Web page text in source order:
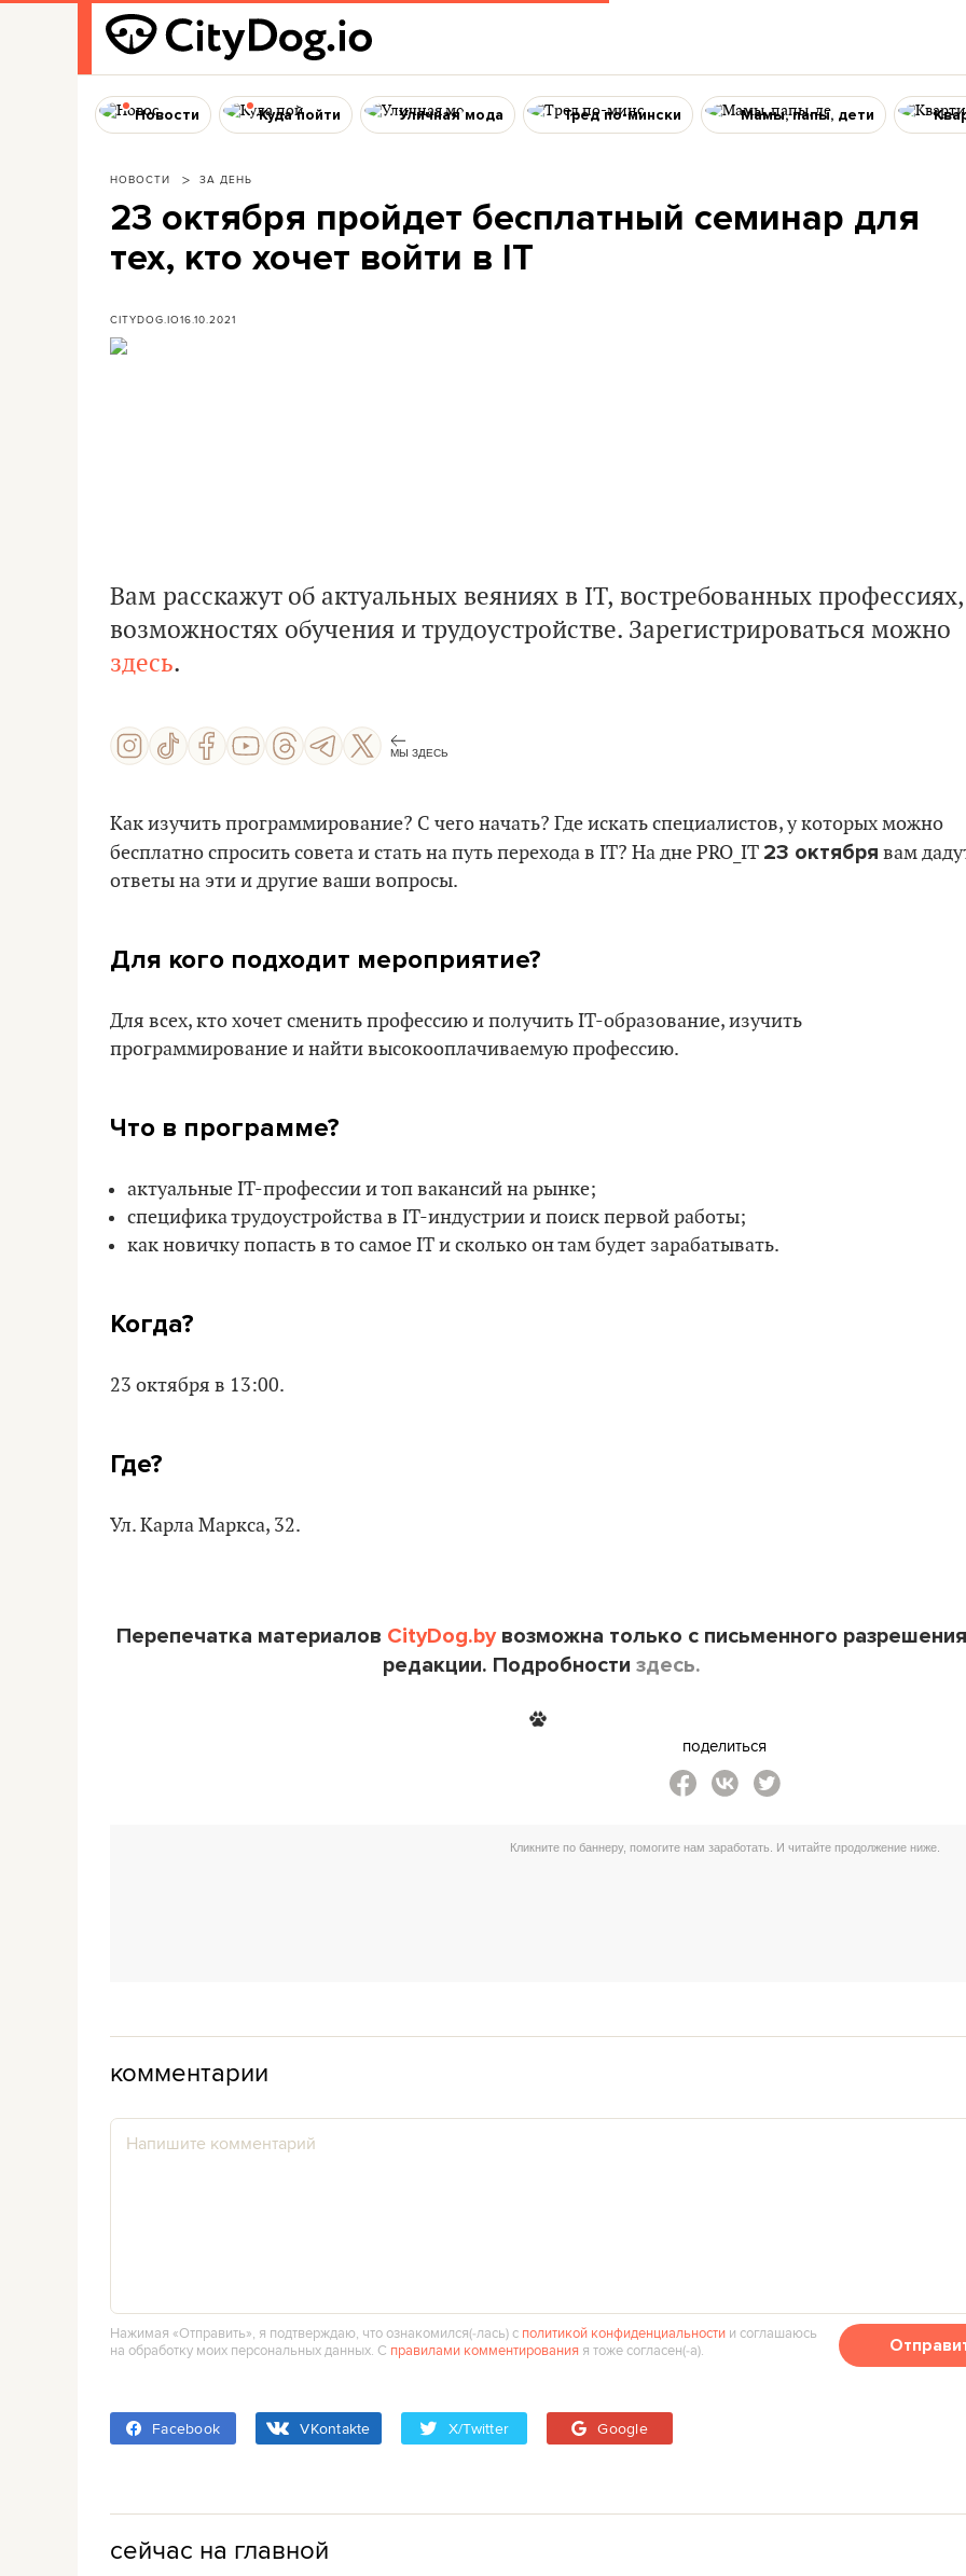
Новости Куда пойти Уличная мода Тред по-мински Мамы, папы, дети
НОВОСТИ ЗА ДЕНЬ
23 октября пройдет бесплатный семинар для
тех, кто хочет войти в IT
CITYDOG.IO16.10.2021
Вам расскажут об актуальных веяниях в IT, востребованных профессиях,
возможностях обучения и трудоустройстве. Зарегистрироваться можно
здесь.
МЫ ЗДЕСЬ
Как изучить программирование? С чего начать? Где искать специалистов, у которых можно
бесплатно спросить совета и стать на путь перехода в IT? На дне PRO_IT 23 октября вам
ответы на эти и другие ваши вопросы.
Для кого подходит мероприятие?
Для всех, кто хочет сменить профессию и получить IT-образование, изучить
программирование и найти высокооплачиваемую профессию.
Что в программе?
актуальные IT-профессии и топ вакансий на рынке;
специфика трудоустройства в IT-индустрии и поиск первой работы;
как новичку попасть в то самое IT и сколько он там будет зарабатывать.
Когда?
23 октября в 13:00.
Где?
Ул. Карла Маркса, 32.
Перепечатка материалов CityDog.byвозможна только с письменного разрешения
редакции. Подробности здесь.
поделиться
комментарии
Нажимая «Отправить», я подтверждаю, что ознакомился(‑лась) с политикой конфиденциальности и соглашаюсь
на обработку моих персональных данных. С правилами комментирования я тоже согласен(‑а).
Facebook VKontakte X/Twitter Google
сейчас на главной